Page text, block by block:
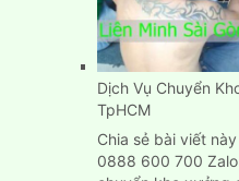
Dịch Vụ Chuyển
TpHCM
Chia sẻ bài viết
0888 600 700